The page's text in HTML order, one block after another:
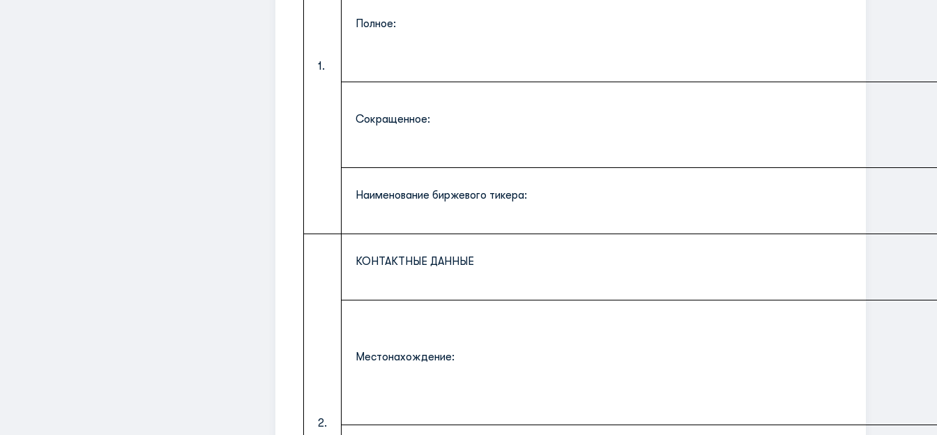
1.
Полное:
Сокращенное:
Наименование биржевого тикера:
2.
КОНТАКТНЫЕ ДАННЫЕ
Местонахождение: